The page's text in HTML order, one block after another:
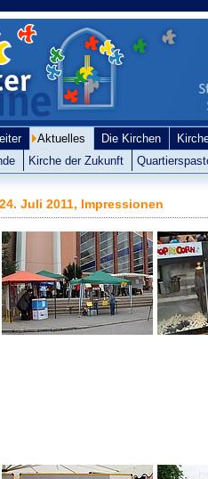
Aktuelles Die Kirchen
Kirche der Zukunft
Juli 2011, Impressionen